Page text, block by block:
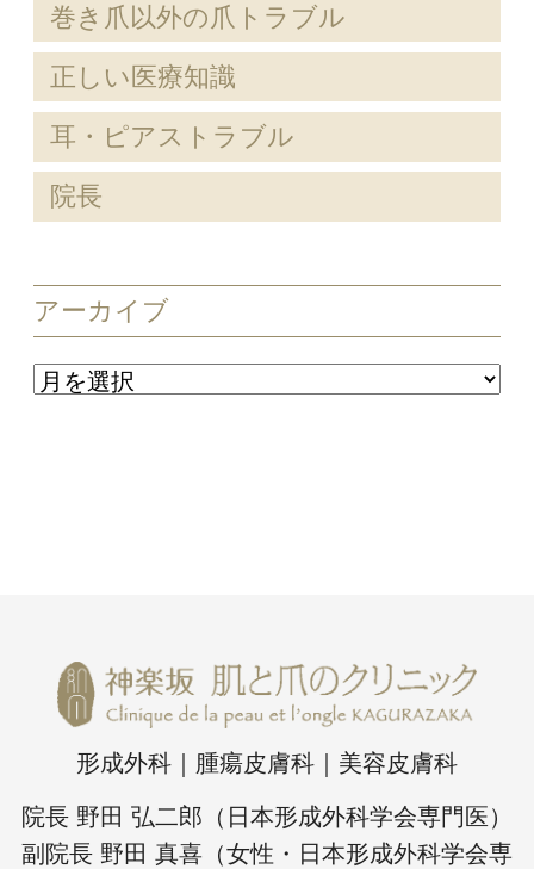
巻き爪以外の爪トラブル
正しい医療知識
耳・ピアストラブル
院長
アーカイブ
形成外科｜腫瘍皮膚科｜美容皮膚科
院長 野田 弘二郎（日本形成外科学会専門医）
副院長 野田 真喜（女性・日本形成外科学会専